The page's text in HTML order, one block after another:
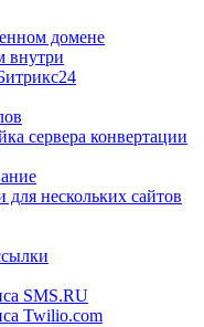
домене
внутри
сервера конвертации
для нескольких сайтов
SMS.RU
Twilio.com